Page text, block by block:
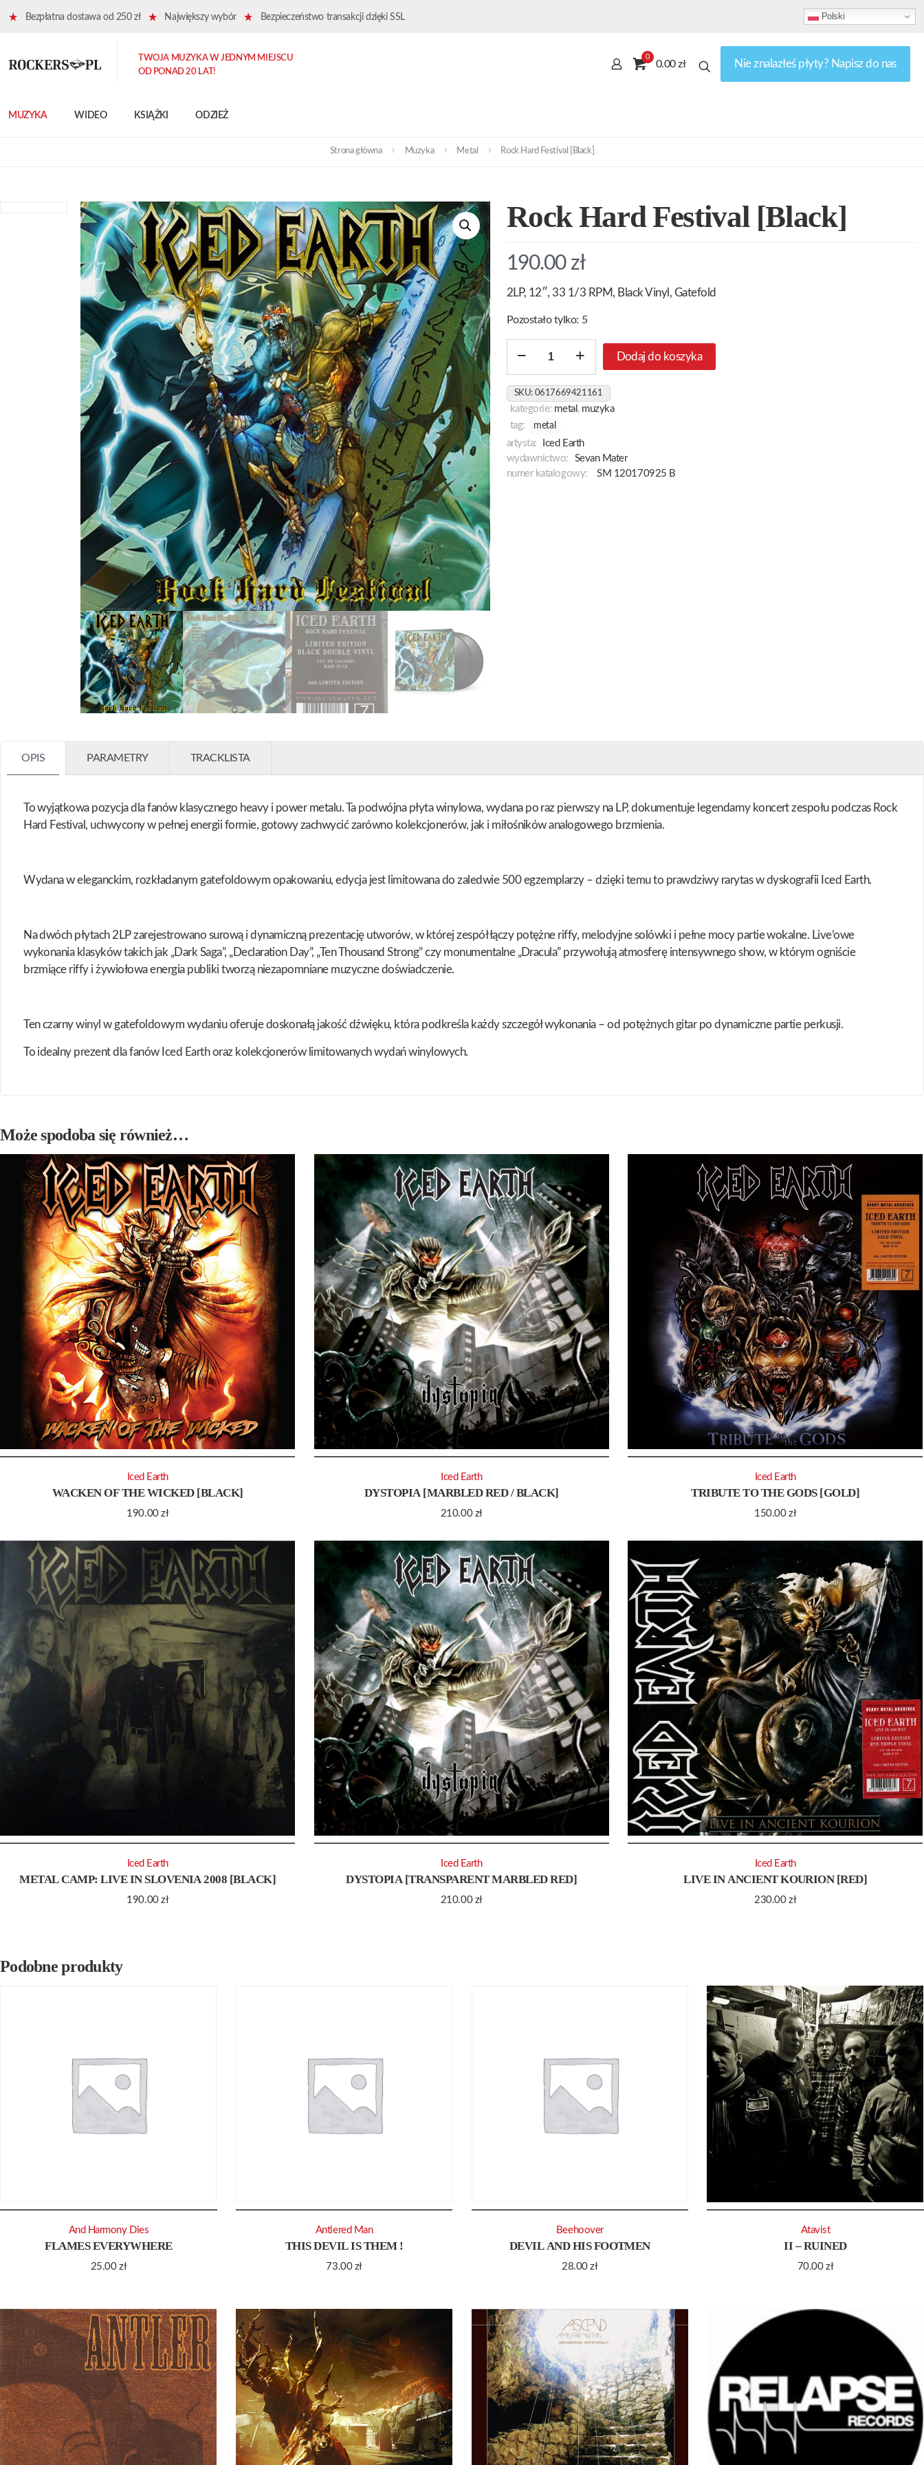
Bezpłatna dostawa od 250 zł Największy wybór Bezpieczeństwo transakcji dzięki SSL Polski
MUZYKA WIDEO KSIĄŻKI ODZIEŻ
TWOJA MUZYKA W JEDNYM MIEJSCU
OD PONAD 20 LAT!
0
0.00 zł Nie znalazłeś płyty? Napisz do nas
Strona główna Muzyka Metal Rock Hard Festival [Black]
Rock Hard Festival [Black]
190.00 zł
2LP, 12″, 33 1/3 RPM, Black Vinyl, Gatefold
Pozostało tylko: 5
Festival
[Black]
Dodaj do koszyka
SKU: 0617669421161
kategorie: metal , muzyka
tag:
metal
artysta:
Iced Earth
wydawnictwo:
Sevan Mater
numer katalogowy:
SM 120170925 B
OPIS PARAMETRY TRACKLISTA
To wyjątkowa pozycja dla fanów klasycznego heavy i power metalu. Ta podwójna płyta winylowa, wydana po raz pierwszy na LP, dokumentuje legendarny koncert zespołu podczas Rock
Hard Festival, uchwycony w pełnej energii formie, gotowy zachwycić zarówno kolekcjonerów, jak i miłośników analogowego brzmienia.
Wydana w eleganckim, rozkładanym gatefoldowym opakowaniu, edycja jest limitowana do zaledwie 500 egzemplarzy – dzięki temu to prawdziwy rarytas w dyskografii Iced Earth.
Na dwóch płytach 2LP zarejestrowano surową i dynamiczną prezentację utworów, w której zespół łączy potężne riffy, melodyjne solówki i pełne mocy partie wokalne. Live’owe
wykonania klasyków takich jak „Dark Saga”, „Declaration Day”, „Ten Thousand Strong” czy monumentalne „Dracula” przywołują atmosferę intensywnego show, w którym ogniście
brzmiące riffy i żywiołowa energia publiki tworzą niezapomniane muzyczne doświadczenie.
Ten czarny winyl w gatefoldowym wydaniu oferuje doskonałą jakość dźwięku, która podkreśla każdy szczegół wykonania – od potężnych gitar po dynamiczne partie perkusji.
To idealny prezent dla fanów Iced Earth oraz kolekcjonerów limitowanych wydań winylowych.
Może spodoba się również…
WACKEN OF THE WICKED [BLACK]
190.00zł
Iced Earth
DYSTOPIA [MARBLED RED / BLACK]
210.00 zł
Iced Earth
TRIBUTE TO THE GODS [GOLD]
150.00zł
Iced Earth
METAL CAMP: LIVE IN SLOVENIA 2008 [BLACK]
190.00zł
Iced Earth
DYSTOPIA [TRANSPARENT MARBLED RED]
210.00 zł
Iced Earth
LIVE IN ANCIENT KOURION [RED]
230.00zł
Iced Earth
Podobne produkty
FLAMES EVERYWHERE
25.00zł
And Harmony Dies
THIS DEVIL IS THEM !
73.00 zł
Antlered Man
DEVIL AND HIS FOOTMEN
28.00zł
Beehoover
II – RUINED
70.00zł
Atavist